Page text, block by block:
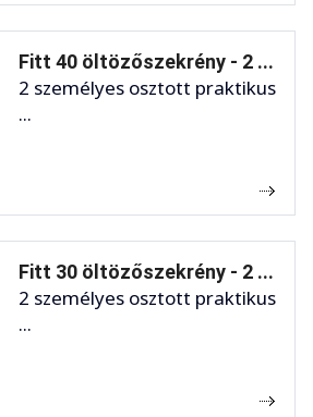
Fitt 40 öltözőszekrény - 2 ...
2 személyes osztott praktikus
...
Fitt 30 öltözőszekrény - 2 ...
2 személyes osztott praktikus
...